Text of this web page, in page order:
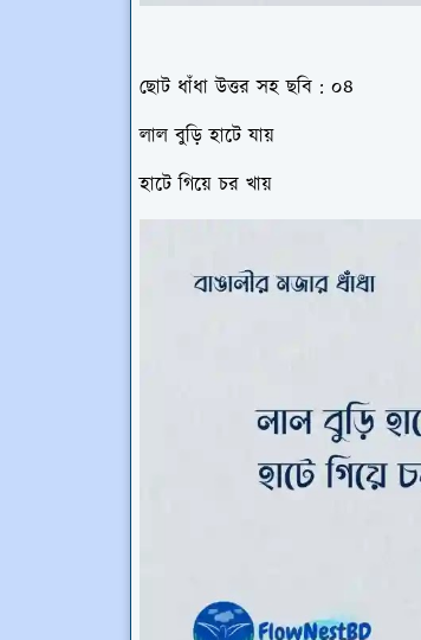
ছোট ধাঁধা উত্তর সহ ছবি : ০৪
লাল বুড়ি হাটে যায়
হাটে গিয়ে চর খায়